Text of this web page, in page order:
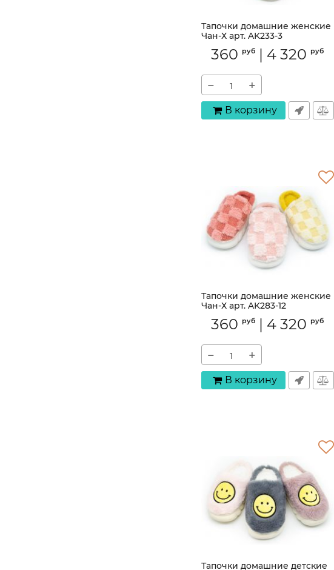
Тапочки домашние женские
Чан-Х арт. AK233-3
Артикул: AK233-3
360 руб | 4 320 руб
− +
В корзину
Тапочки домашние женские
Чан-Х арт. AK283-12
Артикул: AK283-12
360 руб | 4 320 руб
− +
В корзину
Тапочки домашние детские